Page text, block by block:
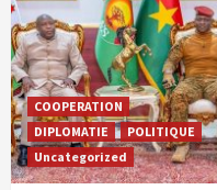
COOPERATION
DIPLOMATIE
POLITIQUE
Uncategorized